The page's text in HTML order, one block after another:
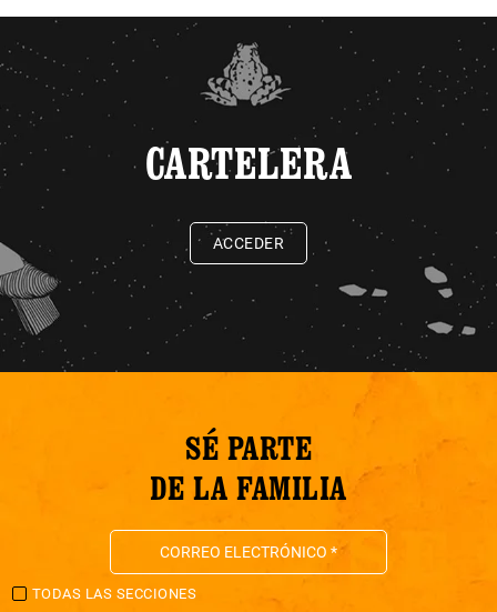
CARTELERA
ACCEDER
SÉ PARTE
DE LA FAMILIA
TODAS LAS SECCIONES